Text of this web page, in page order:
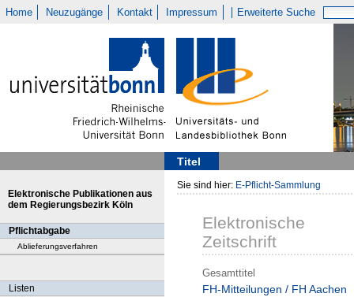
Home Neuzugänge Kontakt Impressum Erweiterte Suche
Titel
Elektronische Publikationen aus
dem Regierungsbezirk Köln
Pflichtabgabe
Ablieferungsverfahren
Listen
Sie sind hier: E-Pflicht-Sammlung
Elektronische
Zeitschrift
Gesamttitel
FH-Mitteilungen / FH Aachen